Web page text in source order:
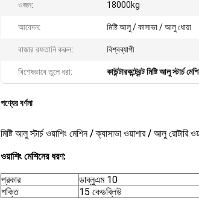
ওজন: 18000kg
আবেদন: মিষ্টি আলু / কাসাভা / আলু ধোয়া
বাজার রফতানি করুন: বিশ্বব্যাপী
বিশেষভাবে তুলে ধরা: কাউন্টারকন্ট্রেন্ট মিষ্টি আলু স্টার্চ
পণ্যের বর্ণনা
মিষ্টি আলু স্টার্চ ওয়াশিং মেশিন / ক্যাসাভা ওয়াশার / আলু রোটারি
ওয়াশিং মেশিনের ধরণ:
প্রকার ডাব্লুএম 10
শক্তি
15 কেডব্লিউ